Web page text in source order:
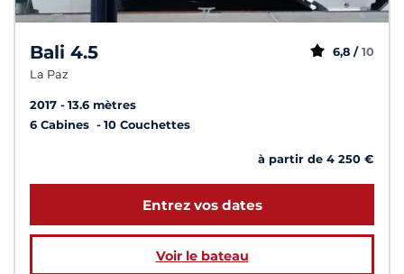
Bali 4.5
La Paz
6,8 / 10
2017
13.6 mètres
6 Cabines
10 Couchettes
à partir de 4 250 €
Entrez vos dates
Voir le bateau